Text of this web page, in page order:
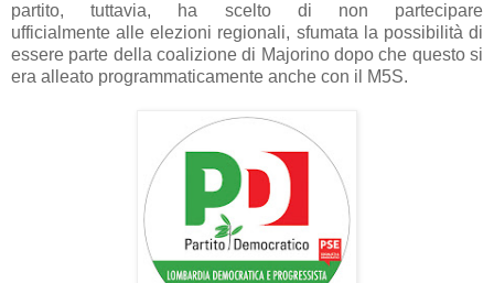
partito, tuttavia, ha scelto di non partecipare
ufficialmentealle elezioni regionali, sfumata l a possibilità di
essere parte dell a coalizione di Majorino dopo che questo si
era alleato programmaticamente anche con il M5S.